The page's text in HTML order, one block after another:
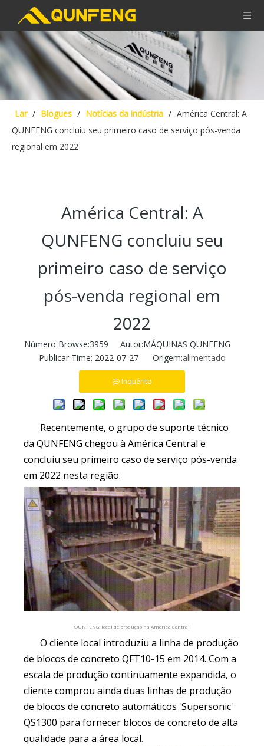
Lar / Blogues / Notícias da indústria / América Central: A
QUNFENG concluiu seu primeiro caso de serviço pós-venda
regional em 2022
América Central: A
QUNFENG concluiu seu
primeiro caso de serviço
pós-venda regional em
2022
Número Browse:3959 Autor:MÁQUINAS QUNFENG
Publicar Time: 2022-07-27 Origem:alimentado
Inquérito
Recentemente, o grupo de suporte técnico
da QUNFENG chegou à América Central e
concluiu seu primeiro caso de serviço pós-venda
em 2022 nesta região.
QUNFENG: local de produção na América Central
O cliente local introduziu a linha de produção
de blocos de concreto QFT10-15 em 2014. Com a
escala de produção continuamente expandida, o
cliente comprou ainda duas linhas de produção
de blocos de concreto automáticos 'Supersonic'
QS1300 para fornecer blocos de concreto de alta
qualidade para a área local.